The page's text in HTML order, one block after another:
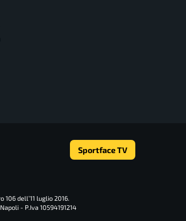
Sportface TV
dell’11 luglio 2016.
- P.Iva 10594191214